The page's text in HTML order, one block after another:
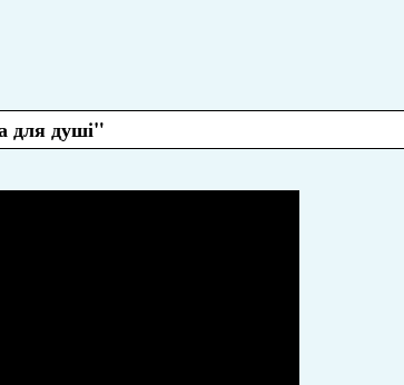
для душі"